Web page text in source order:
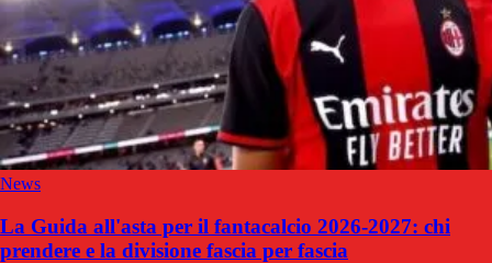
News
La Guida all'asta per il fantacalcio 2026-2027: chi
prendere e la divisione fascia per fascia